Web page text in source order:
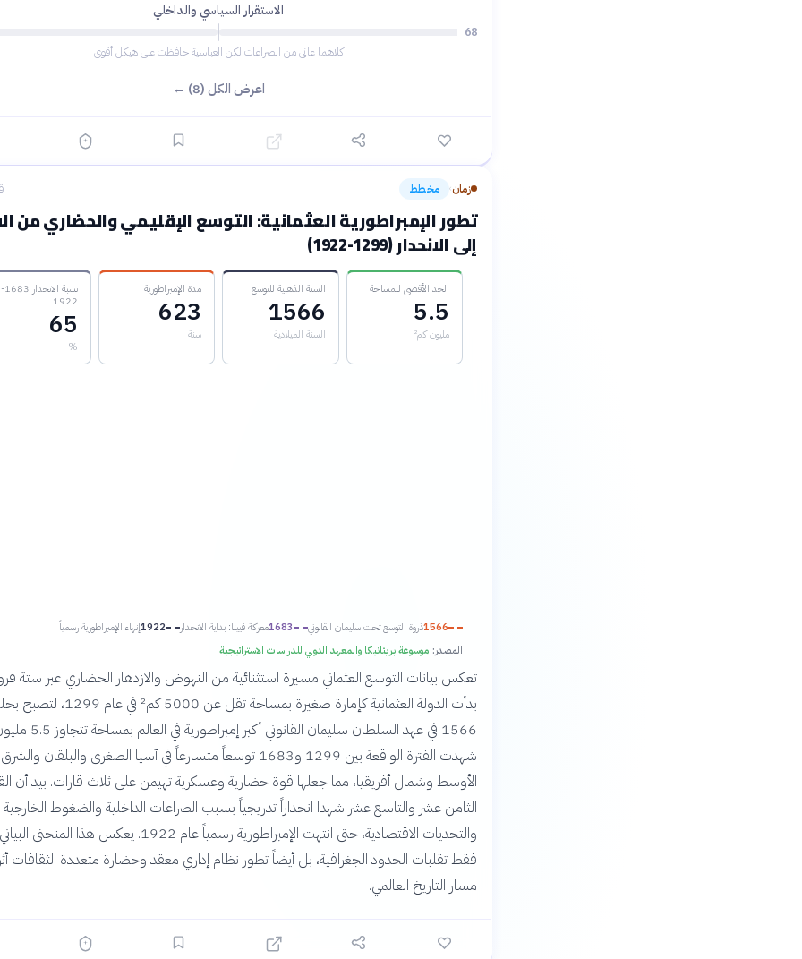
الاستقرار السياسي والداخلي
68
كلاهما عانى من الصراعات لكن العباسية حافظت على هيكل أقوى
اعرض الكل (8) ←
زمان› مخطط
تطور الإمبراطورية العثمانية: التوسع الإقليمي والحضاري من
إلى الانحدار (1299-1922)
الحد الأقصى للمساحة
5.5
مليون كم²
السنة الذهبية للتوسع
1566
السنة الميلادية
مدة الإمبراطورية
623
سنة
نسبة الانحدار 1683-
1922
65
%
1566ذروة التوسع تحت سليمان القانوني 1683معركة فيينا: بداية الانحدار 1922إنهاء الإمبراطورية رسمياً
المصدر: موسوعة بريتانيكا والمعهد الدولي للدراسات الاستراتيجية
تعكس بيانات التوسع العثماني مسيرة استثنائية من النهوض والازدهار الحضاري عبر ستة
بدأت الدولة العثمانية كإمارة صغيرة بمساحة تقل عن
شهدت الفترة الواقعة بين 1299 و1683 توسعاً متسارعاً في آسيا الصغرى والبلقان والشرق
الأوسط وشمال أفريقيا، مما جعلها قوة حضارية وعسكرية تهيمن على ثلاث قارات. بيد أن
الثامن عشر والتاسع عشر شهدا انحداراً تدريجياً بسبب الصراعات الداخلية والضغوط الخارجية
والتحديات الاقتصادية، حتى انتهت الإمبراطورية رسمياً عام 1922. يعكس هذا
فقط تقلبات الحدود الجغرافية، بل أيضاً تطور نظام إداري معقد وحضارة متعددة الثقافات
مسار التاريخ العالمي.
سؤال